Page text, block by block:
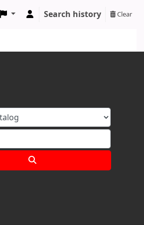
Search history Clear